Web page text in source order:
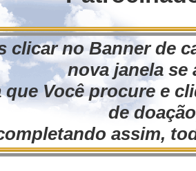
Deus às suas
como sabemos, toda
se com as detrações
num Fórum de
clicar no Banner de
nova janela se
que Você procure e
de
assim,